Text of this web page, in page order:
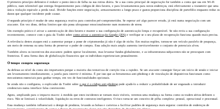
O primeiro princípio defensivo é reduzir o ponto único de falha na sua rotina diária. Se a sua conta principal de negociação for também a conta que usa em Wi‑Fi
público, num telemóvel que entrega frequentemente para códigos de dois fatores, e para levantamentos para novos endereços, está efetivamente a transmitir que uma
única violação equivale a perda total. Dividir funções entre negociação, armazenamento a longo prazo e gastos proporciona disciplina de portefólio enquanto reduz os
danos que qualquer incidente pode causar.
O segundo princípio é mudar de uma segurança reativa para controlos pré-comprometidos. Se esperar até algo parecer errado, já está numa negociação com um
atacante. Em vez disso, defina limites que não possa ultrapassar emocionalmente num momento de stress.
Um exemplo prático é ativar a autenticação de dois fatores e manter a sua configuração de autenticação limpa e recuperável. Se não reviu a sua configuração
recentemente, comece com o guia da Toobit sobre como ativar a autenticação Google (2FA)e verifique se o seu plano de recuperação funciona quando mais precisa.
A relevância destes ataques está a aumentar porque a posse de criptomoedas já não é algo de nicho. Em muitas regiões, tornou-se um veículo paralelo de poupança,
um meio de remessa ou uma forma de preservar o poder de compra. Essa adoção mais ampla aumenta inevitavelmente o conjunto de potenciais alvos.
Também altera os incentivos dos atacantes: podem operar localmente, mas levantar fundos globalmente, e as infraestruturas subjacentes não se preocupam com
fronteiras. É uma forma dura de globalização financeira que os indivíduos experienciam pessoalmente.
O tempo compra segurança
As defesas ao nível da conta são importantes porque a maioria das tentativas de coerção visa a rapidez. Se um atacante conseguir forçar um início de sessão e iniciar
um levantamento imediatamente, a janela para intervir é mínima. É por isso que as ferramentas anti-phishing e de vinculação de dispositivos funcionam como
mecanismos essenciais para ganhar tempo, em vez de funcionalidades opcionais.
Se ainda não o configurou, o explicador da Toobit sobre o que é o código anti-phishingpode ajudá-lo a reduzir a probabilidade de ser enganado a introduzir
credenciais numa interface falsa convincente.
Agora, ampliando para o impacto macro: à medida que estes incidentes se tornam mais visíveis, veremos uma mudança na forma como os traders sérios definem o
risco. Não se limitará à volatilidade, liquidação ou erros de contratos inteligentes. O risco torna-se um conceito de pilha completa: pessoal, operacional e processual.
Essa mudança também influenciará o design de produtos, levando as bolsas e carteiras a facilitar padrões de segurança mais seguros: controlos de endereços de